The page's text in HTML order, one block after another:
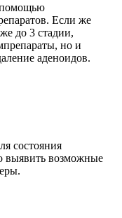
помощью
Если же
до 3 стадии,
но и
аденоидов.
состояния
выявить возможные